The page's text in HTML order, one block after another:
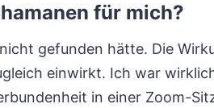
für mich?
gefunden hätte. Die
einwirkt. Ich war
in einer Zoom-